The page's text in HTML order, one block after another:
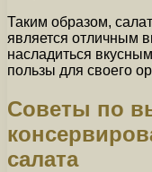
Таким образом,
является отличным
насладиться
пользы для своего
Советы по
салата